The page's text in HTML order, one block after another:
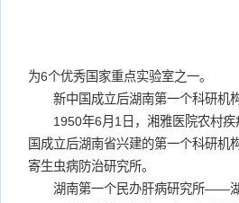
为6个优秀国家重点实验室之一。
新中国成立后湖南第一个科研机
1950年6月1日，湘雅医院农村疾
国成立后湖南省兴建的第一个科研机
寄生虫病防治研究所。
湖南第一个民办肝病研究所——湖